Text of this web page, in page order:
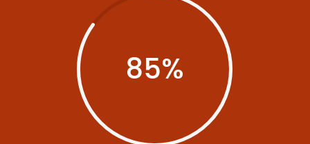
85%